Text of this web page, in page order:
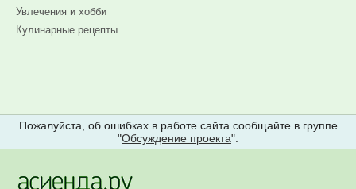
Увлечения и хобби
Кулинарные рецепты
Пожалуйста, об ошибках в работе сайта сообщайте в группе
"Обсуждение проекта".